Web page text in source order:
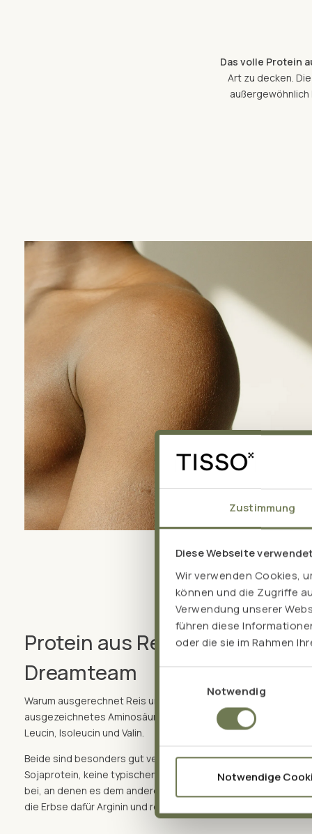
Zustimmung
Diese Webseite
Wir verwenden Cookies,
können und die Zugriffe
Verwendung unserer
führen diese
oder die sie im Rahmen
Notwendig
Notwendige
Das volle Protein
Art zu decken.
Protein aus Reis und Erbse –
Dreamteam
Warum ausgerechnet Reis und Erbse? Weil sie sich perfekt
ausgezeichnetes Aminosäurenprofil mit einem hohen Anteil an
Leucin, Isoleucin und Valin.
Beide sind besonders gut verdaulich und enthalten, anders
Sojaprotein, keine typischen Allergene. Und: Beide steuern
bei, an denen es dem anderen mangelt – Reis liefert Cystein
die Erbse dafür Arginin und reichlich essentielles Lysin.